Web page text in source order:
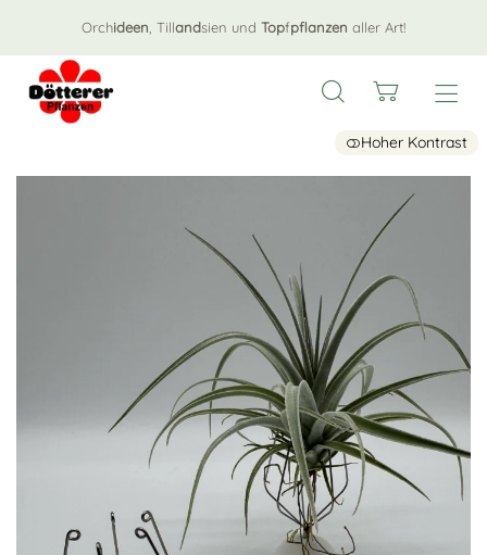
Orchideen , Tillandsien und Topfpflanzen aller Art!
Hoher Kontrast